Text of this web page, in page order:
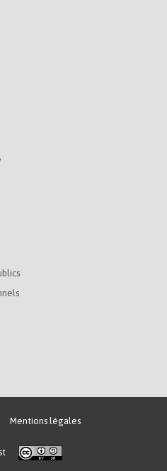
Mentions légales